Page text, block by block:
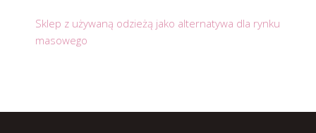
Sklep z używaną odzieżą jako alternatywa dla rynku
masowego